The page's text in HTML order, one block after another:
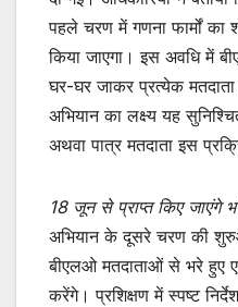
पहले चरण में गणना फार्मों का
किया जाएगा। इस अवधि में
घर-घर जाकर प्रत्येक
अभियान का लक्ष्य यह
अथवा पात्र मतदाता इस
18 जून से प्राप्त किए जाएंगे
अभियान के दूसरे चरण की
बीएलओ मतदाताओं से भरे हुए एवं
करेंगे। प्रशिक्षण में स्पष्ट